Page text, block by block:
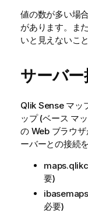
値の数が多い場
があります。ま
いと見えないこ
サーバ
Qlik Senseマッ
ップ (ベース マ
の Web ブラウ
ーバーとの接続
要)
必要)